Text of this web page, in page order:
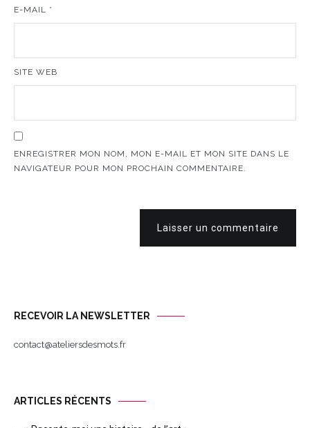
E-MAIL *
SITE WEB
ENREGISTRER MON NOM, MON E-MAIL ET MON SITE DANS LE
NAVIGATEUR POUR MON PROCHAIN COMMENTAIRE.
Laisser un commentaire
RECEVOIR LA NEWSLETTER
contact@ateliersdesmots.fr
ARTICLES RÉCENTS